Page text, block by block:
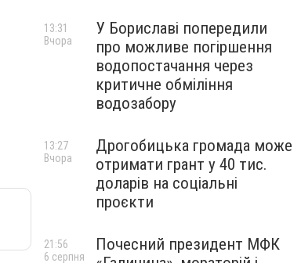
У Бориславі попередили
про можливе погіршення
водопостачання через
критичне обміління
водозабору
13:31
Вчора
Дрогобицька громада може
отримати грант у 40 тис.
доларів на соціальні
проєкти
13:27
Вчора
Почесний президент МФК
21:56
6 серпня